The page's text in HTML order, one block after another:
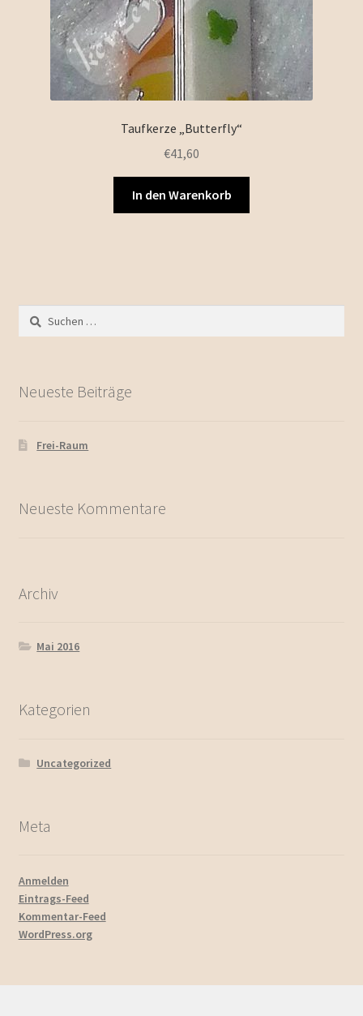
Taufkerze „Butterfly“
€41,60
In den Warenkorb
Suchen
nach:
Neueste Beiträge
Frei-Raum
Neueste Kommentare
Archiv
Mai 2016
Kategorien
Uncategorized
Meta
Anmelden
Eintrags-Feed
Kommentar-Feed
WordPress.org